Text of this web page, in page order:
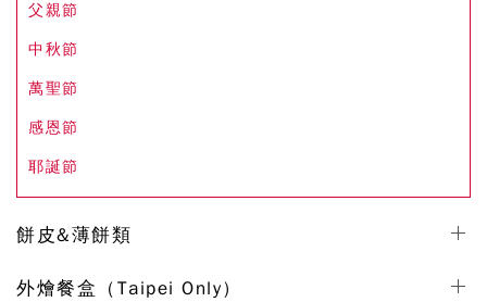
父親節
中秋節
萬聖節
感恩節
耶誕節
餅皮&薄餅類
外燴餐盒（Taipei Only）